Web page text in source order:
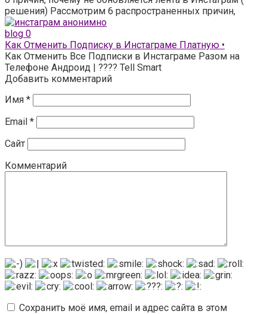
решения) Рассмотрим 6 распространенных причин,
blog 0
Как Отменить Подписку в Инстаграме Платную •
Как Отменить Все Подписки в Инстаграме Разом на
Телефоне Андроид | ???? Tell Smart
Добавить комментарий
Имя *
Email *
Сайт
Комментарий
Сохранить моё имя, email и адрес сайта в этом